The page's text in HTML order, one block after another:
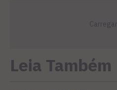
Leia Também